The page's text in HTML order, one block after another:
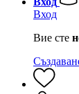
Вход
Вие сте